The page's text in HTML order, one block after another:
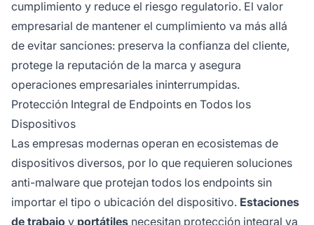
cumplimiento y reduce el riesgo regulatorio. El valor
empresarial de mantener el cumplimiento va más allá
de evitar sanciones: preserva la confianza del cliente,
protege la reputación de la marca y asegura
operaciones empresariales ininterrumpidas.
Protección Integral de Endpoints en Todos los
Dispositivos
Las empresas modernas operan en ecosistemas de
dispositivos diversos, por lo que requieren soluciones
anti-malware que protejan todos los endpoints sin
importar el tipo o ubicación del dispositivo. Estaciones
de trabajo y portátiles necesitan protección integral ya